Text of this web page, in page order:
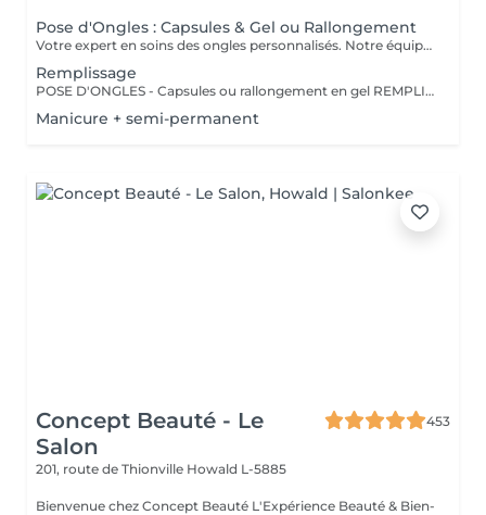
Pose d'Ongles : Capsules & Gel ou Rallongement
Votre expert en soins des ongles personnalisés. Notre équipe de prothésistes ongulaires diplômées vous offre une gamme complète de services pour des ongles magnifiques et durables. Expertise et Professionnalisme : Prothésistes qualifiées et expérimentées : o Isabel o Francesca o Fatima o Deborah o Patricia o Mirza Des produits de haute qualité, aux couleurs variées pour des résultats éclatants et durables. Garantie de beauté et santé de vos ongles. Services adaptés à vos goûts et votre personnalité Capsules pour allonger rapidement vos ongles. Rallongement en Gel : Pour un résultat naturel et durable. Remplissage toute les 3 a 4 semaines pour comble la repousse et préserve l'intégrité de la pose initiale. Manucure Soins et esthétisme pour des ongles en pleine santé et élégants. Nos Techniques Manucure Combinée : Soins complets et embellissement. Vernis Semi-Permanent : Couleur durable sans pose de gel. Chablon ou Capsules : Pose traditionnelle ou look naturel.
Remplissage
POSE D'ONGLES - Capsules ou rallongement en gel REMPLISSAGE MANUCURE Nos prothésistes ongulaire diplômée vous accueille dans notre espace d'esthétique des soins des ongles personnalisés. Nos maîtrisons des méthodes qui sauront vous permettre de garder de beaux ongles durablement avec le stylise en fonction de vos goûts et de votre personnalité : manucure combinée, pose de vernis semi-permanent, remplissage, pose complète au chablon ou capsules. Nos produits à la pointe des tendances, de haute qualité, des couleurs dotées d'une pigmentation multiples.
Manicure + semi-permanent
Concept Beauté - Le
Salon
453
201, route de Thionville Howald L-5885
Bienvenue chez Concept Beauté L'Expérience Beauté & Bien-